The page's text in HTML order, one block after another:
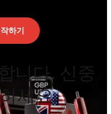
하기
니다. 신중
세요.